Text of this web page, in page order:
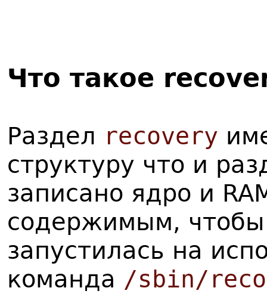
Что такое
Раздел recovery
структуру что и
записано ядро и
содержимым, чтобы
запустилась на
команда /sbin/